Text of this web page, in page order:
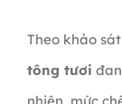
Theo khảo
tông tươi
nhiên, mức